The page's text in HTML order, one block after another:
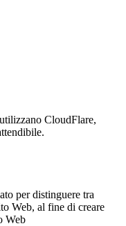
CloudFlare,
per distinguere tra
Web, al fine di creare
Web